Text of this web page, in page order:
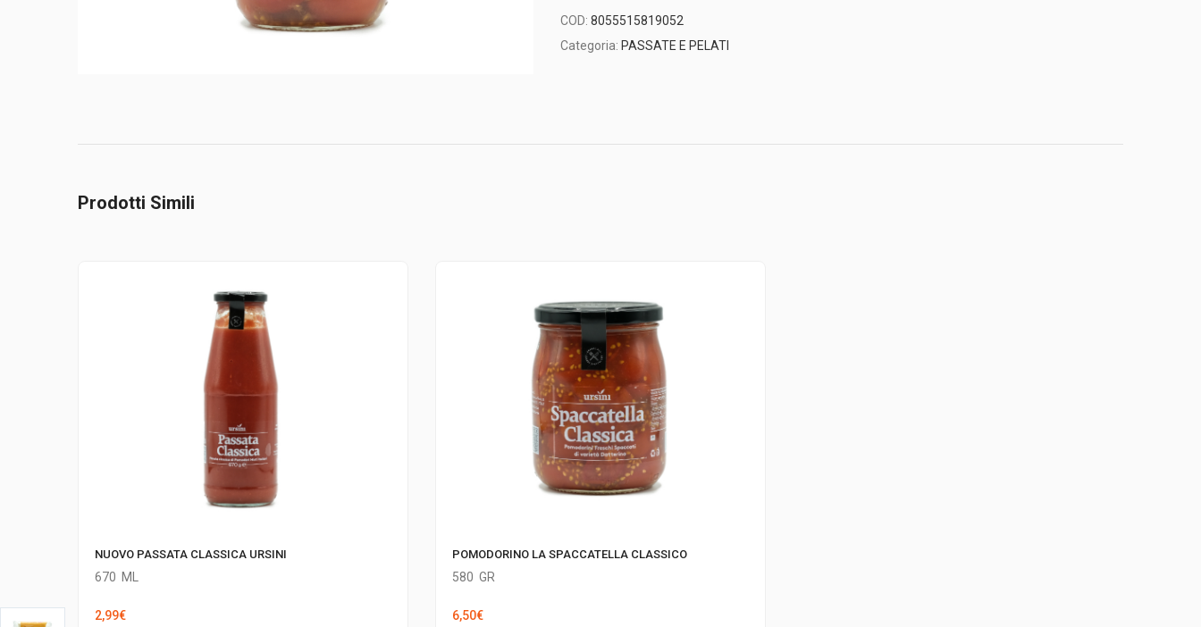
COD: 8055515819052
Categoria: PASSATE E PELATI
Prodotti Simili
NUOVO PASSATA CLASSICA URSINI
670 ML
2,99€
POMODORINO LA SPACCATELLA CLASSICO
580 GR
6,50€